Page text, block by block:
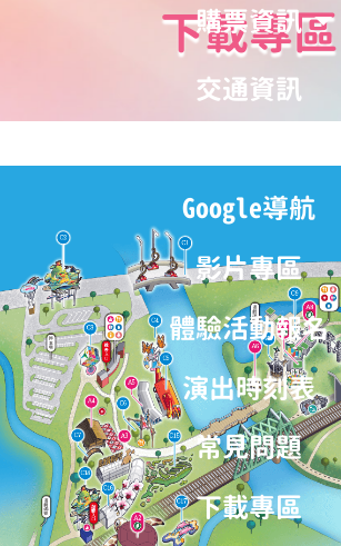
購票資訊
交通資訊
Google導航
影片專區
體驗活動報名
演出時刻表
常見問題
下載專區
下載專區